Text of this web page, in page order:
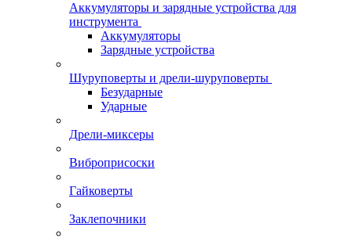
Аккумуляторы и зарядные устройства для
инструмента
Аккумуляторы
Зарядные устройства
Шуруповерты и дрели-шуруповерты
Безударные
Ударные
Дрели-миксеры
Виброприсоски
Гайковерты
Заклепочники